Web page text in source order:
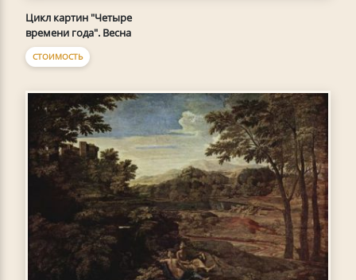
Цикл картин "Четыре
времени года". Весна
СТОИМОСТЬ